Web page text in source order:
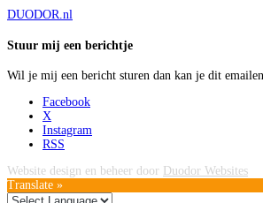
DUODOR.nl
Stuur mij een berichtje
Wil je mij een bericht sturen dan kan je dit
Facebook
X
Instagram
RSS
Website design en beheer door Duodor Websites
Translate »